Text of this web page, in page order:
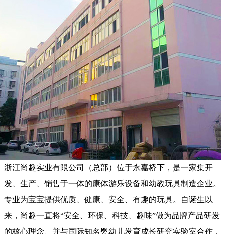
浙江尚趣实业有限公司（总部）位于永嘉桥下，是一家集开
发、生产、销售于一体的康体游乐设备和幼教玩具制造企业。
专业为宝宝提供优质、健康、安全、有趣的玩具。自诞生以
来，尚趣一直将“安全、环保、科技、趣味”做为品牌产品研发
的核心理念、并与国际知名婴幼儿发育成长研究实验室合作，